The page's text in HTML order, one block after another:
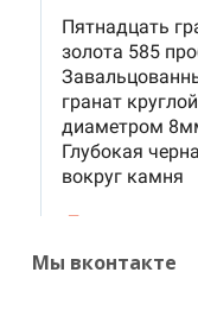
Мы вконтакте